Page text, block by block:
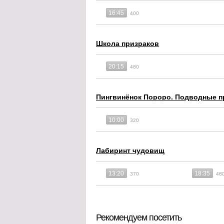
16:45 400
Школа призраков
20:15 480
Пингвинёнок Пороро. Подводные
10:00 320
Лабиринт чудовищ
13:20 370 18:35 480
Рекомендуем посетить